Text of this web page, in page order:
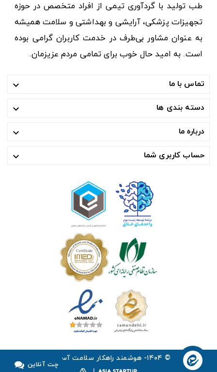
طب تولید با گردآوری تیمی از افراد متخصص در حوزه
تجهیزات پزشکی، آرایشی و بهداشتی و سلامت همیشه
به عنوان مشاور بی‌طرف در خدمت کاربران گرامی بوده
است. به امید حال خوب برای تمامی مردم عزیزمان.
تماس با ما 
دسته بندی ها 
درباره ما 
حساب کاربری شما 
© ۱۴۰۴- هوشمند راهکار سلامت آسیا ™
چت آنلاین